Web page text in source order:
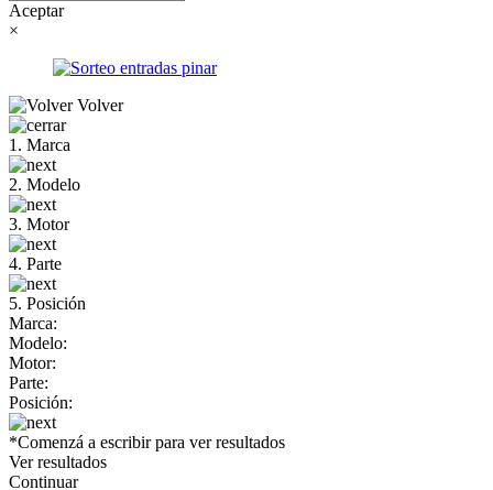
Aceptar
×
Volver
1. Marca
2. Modelo
3. Motor
4. Parte
5. Posición
Marca:
Modelo:
Motor:
Parte:
Posición:
*Comenzá a escribir para ver resultados
Ver resultados
Continuar